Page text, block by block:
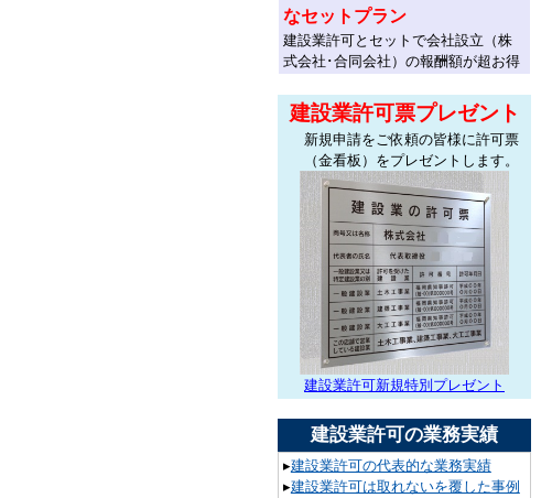
なセットプラン
建設業許可とセットで会社設立（株
式会社･合同会社）の報酬額が超お得
建設業許可票プレゼント
新規申請をご依頼の皆様に許可票
（金看板）をプレゼントします。
建設業許可新規特別プレゼント
建設業許可の業務実績
▸建設業許可の代表的な業務実績
▸建設業許可は取れないを覆した事例